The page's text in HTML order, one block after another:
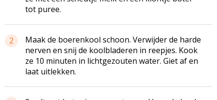
tot puree.
2
Maak de boerenkool schoon. Verwijder de harde
nerven en snij de koolbladeren in reepjes. Kook
ze 10 minuten in lichtgezouten water. Giet af en
laat uitlekken.